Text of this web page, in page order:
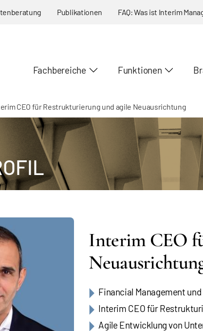
Publikationen FAQ: Was ist Interim
Fachbereiche Funktionen
CEO für Restrukturierung und agile Neuausrichtung
Interim CEO
Financial Management
Interim CEO für
Agile Entwicklung von